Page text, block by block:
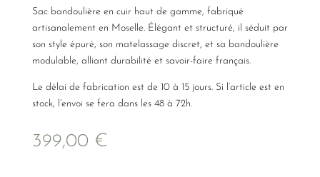
Sac bandoulière en cuir haut de gamme, fabriqué
artisanalement en Moselle. Élégant et structuré, il séduit par
son style épuré, son matelassage discret, et sa bandoulière
modulable, alliant durabilité et savoir-faire français.
Le délai de fabrication est de 10 à 15 jours. Si l’article est en
stock, l’envoi se fera dans les 48 à 72h.
399,00 €